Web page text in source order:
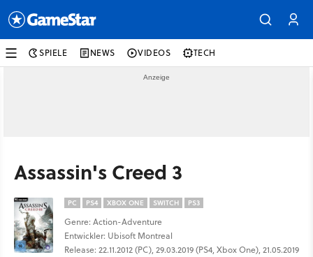
SPIELE NEWS VIDEOS TECH
Assassin's Creed 3
PC PS4 XBOX ONE SWITCH PS3
Genre: Action-Adventure
Entwickler: Ubisoft Montreal
Release: 22.11.2012 (PC), 29.03.2019 (PS4, Xbox One), 21.05.2019